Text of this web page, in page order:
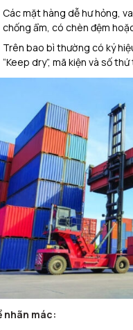
Các mặt hàng dễ hư hỏng,
chống ẩm, có chèn đệm
Trên bao bì thường có ký
“Keep dry”, mã kiện và số
nhãn mác: